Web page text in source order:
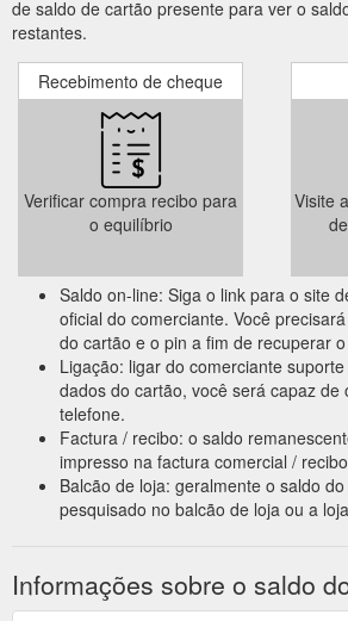
de saldo de cartão presente para ver o
restantes.
Recebimento de cheque
Verificar compra recibo para
o equilíbrio
Visite
Saldo on-line: Siga o link para o site
oficial do comerciante. Você
do cartão e o pin a fim de recuperar
Ligação: ligar do comerciante
dados do cartão, você será capaz de
telefone.
Factura / recibo: o saldo
impresso na factura comercial /
Balcão de loja: geralmente o saldo
pesquisado no balcão de loja ou a loja
Informações sobre o saldo